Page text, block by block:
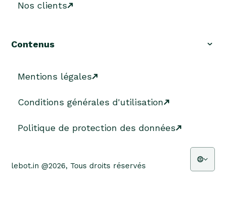
Nos clients
Contenus
Mentions légales
Conditions générales d'utilisation
Politique de protection des données
lebot.in @2026, Tous droits réservés